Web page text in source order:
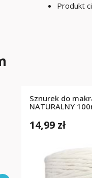
Produkt
Sznurek do
NATURALNY
14,99 zł